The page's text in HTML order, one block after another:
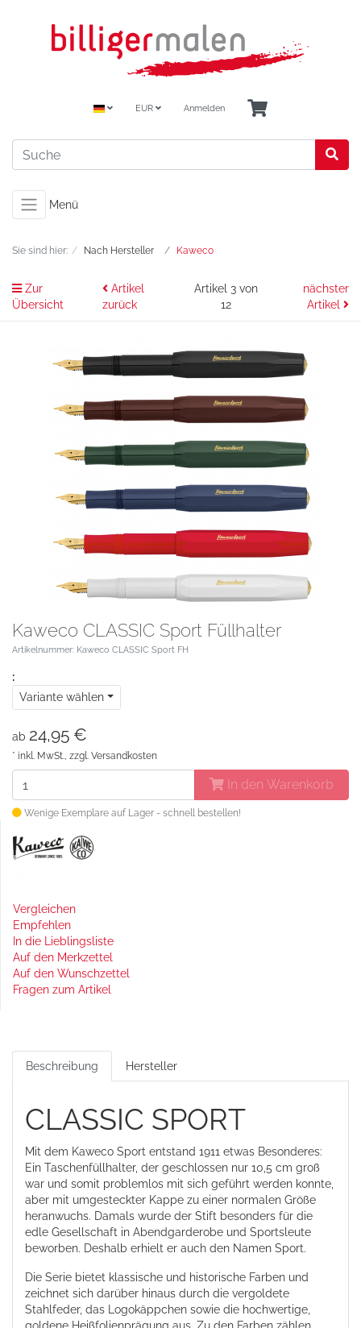
EUR Anmelden
Menü
Sie sind hier: Nach Hersteller Kaweco
Zur
Übersicht
Artikel
zurück
Artikel 3 von
12
nächster
Artikel
Kaweco CLASSIC Sport Füllhalter
Artikelnummer: Kaweco CLASSIC Sport FH
:
Variante wählen
ab 24,95 €
* inkl. MwSt., zzgl. Versandkosten
In den Warenkorb
Wenige Exemplare auf Lager - schnell bestellen!
Vergleichen
Empfehlen
In die Lieblingsliste
Auf den Merkzettel
Auf den Wunschzettel
Fragen zum Artikel
Beschreibung Hersteller
CLASSIC SPORT
Mit dem Kaweco Sport entstand 1911 etwas Besonderes:
Ein Taschenfüllhalter, der geschlossen nur 10,5 cm groß
war und somit problemlos mit sich geführt werden konnte,
aber mit umgesteckter Kappe zu einer normalen Größe
heranwuchs. Damals wurde der Stift besonders für die
edle Gesellschaft in Abendgarderobe und Sportsleute
beworben. Deshalb erhielt er auch den Namen Sport.
Die Serie bietet klassische und historische Farben und
zeichnet sich darüber hinaus durch die vergoldete
Stahlfeder, das Logokäppchen sowie die hochwertige,